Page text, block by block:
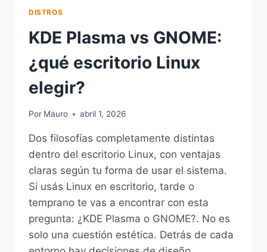
DISTROS
KDE Plasma vs GNOME:
¿qué escritorio Linux
elegir?
Por Mauro abril 1, 2026
Dos filosofías completamente distintas
dentro del escritorio Linux, con ventajas
claras según tu forma de usar el sistema.
Si usás Linux en escritorio, tarde o
temprano te vas a encontrar con esta
pregunta: ¿KDE Plasma o GNOME?. No es
solo una cuestión estética. Detrás de cada